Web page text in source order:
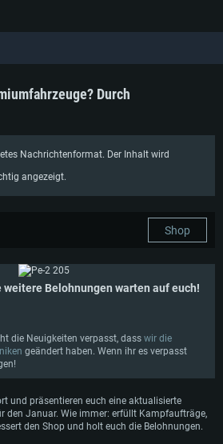
Durch
Nachrichtenformat. Der Inhalt wird
angezeigt.
Shop
weitere Belohnungen warten auf euch!
die Neuigkeiten verpasst, dass wir die
geändert haben. Wenn ihr es verpasst
und präsentieren euch eine aktualisierte
den Januar. Wie immer: erfüllt Kampfaufträge,
den Shop und holt euch die Belohnungen.